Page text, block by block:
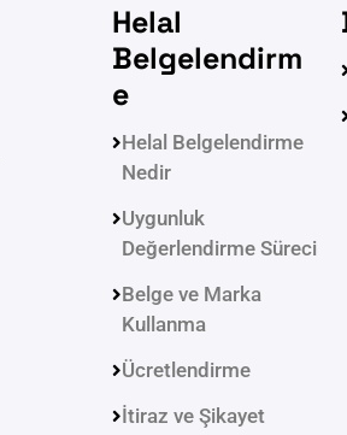
Helal
Belgelendirm
e
Helal Belgelendirme
Nedir
Uygunluk
Değerlendirme Süreci
Belge ve Marka
Kullanma
Ücretlendirme
İtiraz ve Şikayet